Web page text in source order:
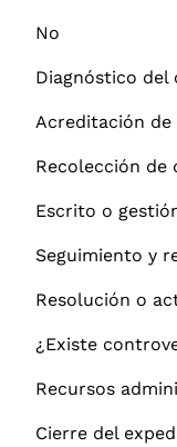
No
Diagnóstico del
Acreditación de
Recolección de
Escrito o
Seguimiento y
Resolución o
¿Existe
Recursos
Cierre del